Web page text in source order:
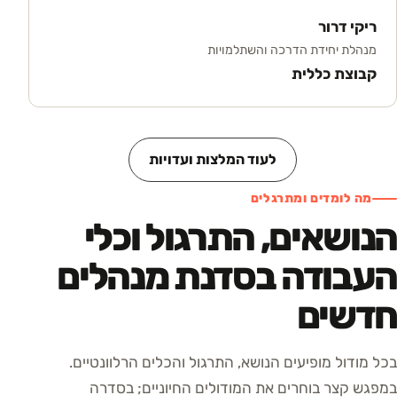
ריקי דרור
מנהלת יחידת הדרכה והשתלמויות
קבוצת כללית
לעוד המלצות ועדויות
מה לומדים ומתרגלים
הנושאים, התרגול וכלי
העבודה בסדנת מנהלים
חדשים
בכל מודול מופיעים הנושא, התרגול והכלים הרלוונטיים.
במפגש קצר בוחרים את המודולים החיוניים; בסדרה